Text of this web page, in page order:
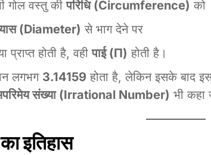
गोल वस्तु कीपरिधि (Circumference) को
(Diameter) से भाग देने पर
प्राप्त होती है, वहीपाई (π) होती है।
लगभग 3.14159 होता है, लेकिन इसके बाद
संख्या (Irrational Number) भी कहा
इतिहास